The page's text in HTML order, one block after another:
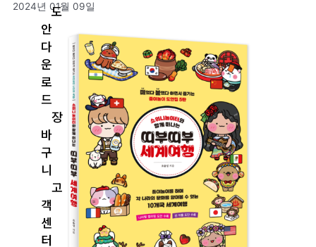
도
안
다
운
로
드
장
바
구
니
고
객
센
터
2024년 01월 09일